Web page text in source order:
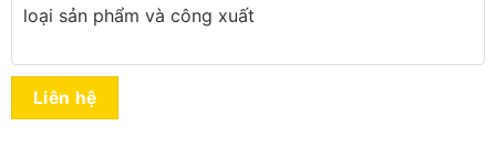
loại sản phẩm và công xuất
Liên hệ